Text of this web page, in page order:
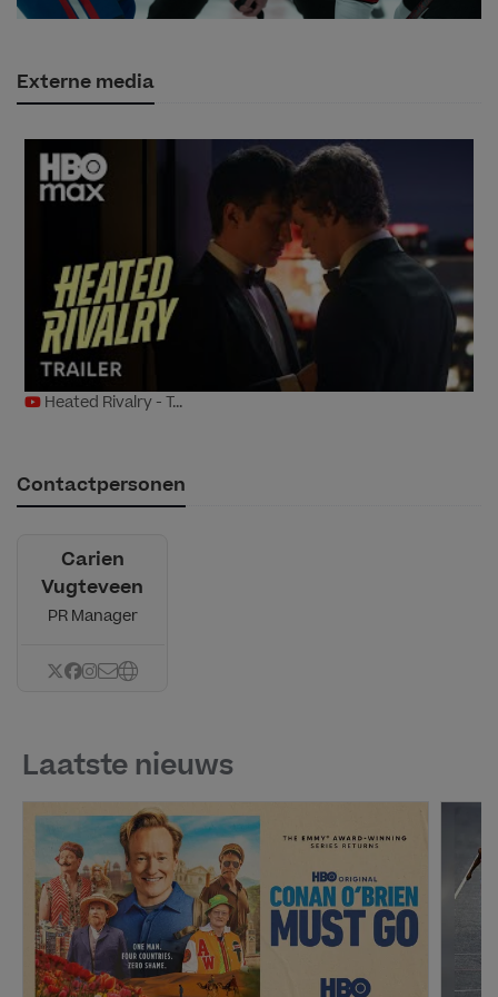
Externe media
Heated Rivalry - T...
Contactpersonen
Carien
Vugteveen
PR Manager
Laatste nieuws